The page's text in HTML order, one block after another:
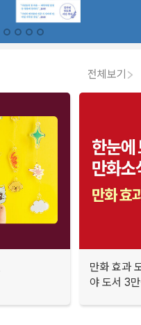
전체보기
만화 효과
야 도서 3